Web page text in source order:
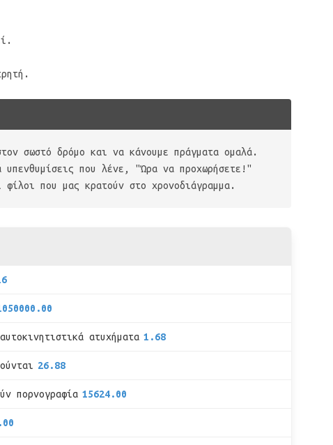
σωστό δρόμο και να κάνουμε πράγματα ομαλά.
υπενθυμίσεις που λένε, "Ώρα να προχωρήσετε!"
που μας κρατούν στο χρονοδιάγραμμα.
ατυχήματα 1.68
26.88
πορνογραφία 15624.00